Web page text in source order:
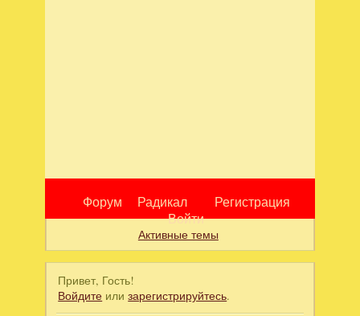
Форум Радикал
Регистрация
Войти
Активные темы
Привет, Гость!
Войдите илизарегистрируйтесь.